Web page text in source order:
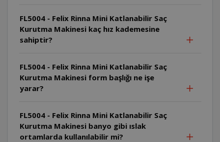
FL5004 - Felix Rinna Mini Katlanabilir Saç
Kurutma Makinesi kaç hız kademesine
sahiptir?
FL5004 - Felix Rinna Mini Katlanabilir Saç
Kurutma Makinesi form başlığı ne işe
yarar?
FL5004 - Felix Rinna Mini Katlanabilir Saç
Kurutma Makinesi banyo gibi ıslak
ortamlarda kullanılabilir mi?